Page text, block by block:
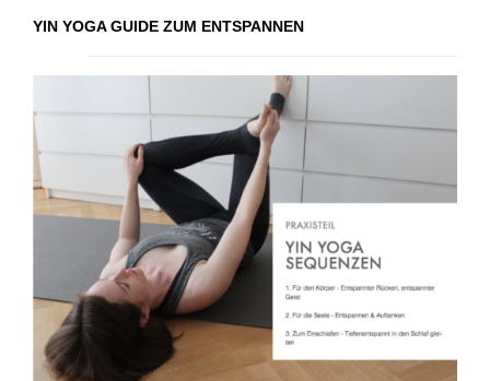
YIN YOGA GUIDE ZUM ENTSPANNEN